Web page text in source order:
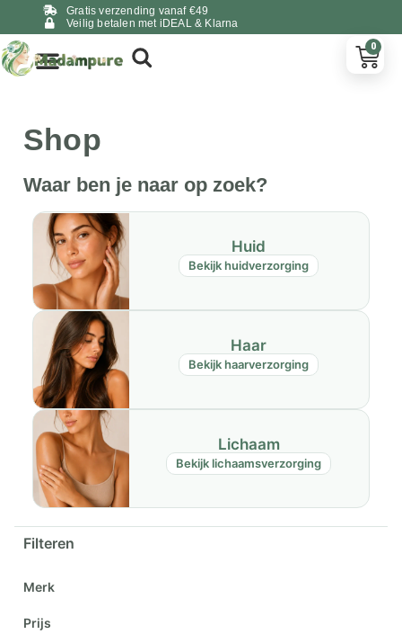
Gratis verzending vanaf €49
Veilig betalen met iDEAL & Klarna
0
Shop
Waar ben je naar op zoek?
Huid
Bekijk huidverzorging
Haar
Bekijk haarverzorging
Lichaam
Bekijk lichaamsverzorging
Filteren
Merk
Prijs